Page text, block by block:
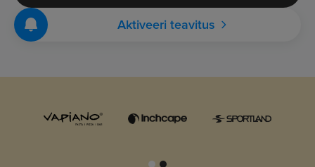
Aktiveeri teavitus